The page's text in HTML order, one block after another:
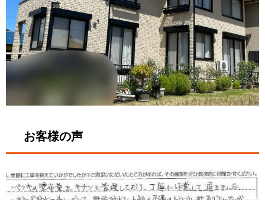
お客様の声